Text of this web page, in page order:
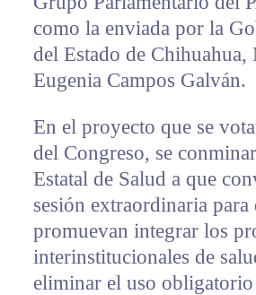
como la enviada por la
del Estado de Chihuahua,
Eugenia Campos Galván.
En el proyecto que se
del Congreso, se
Estatal de Salud a que
sesión extraordinaria para
promuevan integrar los
interinstitucionales de
eliminar el uso obligatorio